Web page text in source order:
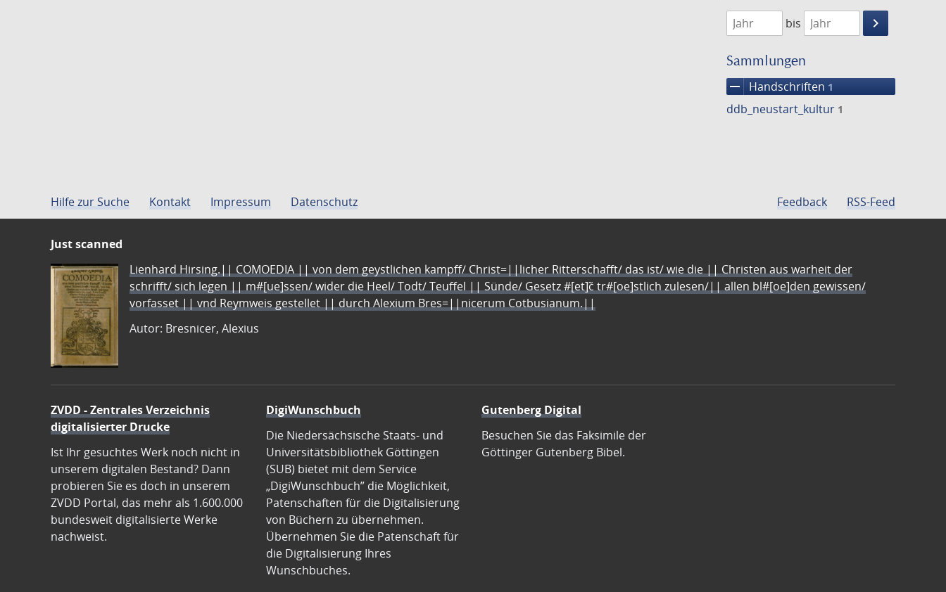
1474
1475
bis
keyboard_arrow_right
Suche
Sammlungen
remove Handschriften 1
ddb_neustart_kultur 1
Hilfe zur Suche Kontakt Impressum Datenschutz Feedback RSS-Feed
Just scanned
Lienhard Hirsing.|| COMOEDIA || von dem geystlichen kampff/ Christ=||licher Ritterschafft/ das ist/ wie die || Christen aus warheit der
schrifft/ sich legen || m#[ue]ssen/ wider die Heel/ Todt/ Teuffel || Sünde/ Gesetz #[et]c̃ tr#[oe]stlich zulesen/|| allen bl#[oe]den gewissen/
vorfasset || vnd Reymweis gestellet || durch Alexium Bres=||nicerum Cotbusianum.||
Autor: Bresnicer, Alexius
ZVDD - Zentrales Verzeichnis
digitalisierter Drucke
Ist Ihr gesuchtes Werk noch nicht in
unserem digitalen Bestand? Dann
probieren Sie es doch in unserem
ZVDD Portal, das mehr als 1.600.000
bundesweit digitalisierte Werke
nachweist.
DigiWunschbuch
Die Niedersächsische Staats- und
Universitätsbibliothek Göttingen
(SUB) bietet mit dem Service
„DigiWunschbuch” die Möglichkeit,
Patenschaften für die Digitalisierung
von Büchern zu übernehmen.
Übernehmen Sie die Patenschaft für
die Digitalisierung Ihres
Wunschbuches.
Gutenberg Digital
Besuchen Sie das Faksimile der
Göttinger Gutenberg Bibel.